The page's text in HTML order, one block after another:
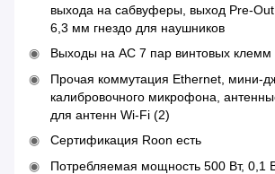
выхода на сабвуферы, выход Pre-Out
6,3 мм гнездо для наушников
Выходы на АС 7 пар винтовых клемм
Прочая коммутация Ethernet, мини-
калибровочного микрофона,
для антенн Wi-Fi (2)
Сертификация Roon есть
Потребляемая мощность 500 Вт, 0,1